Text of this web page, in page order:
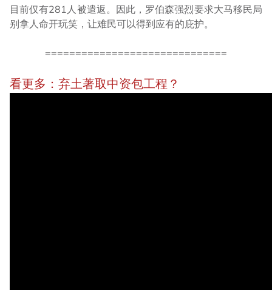
目前仅有281人被遣返。因此，罗伯森强烈要求大马移民局
别拿人命开玩笑，让难民可以得到应有的庇护。
==========​==========​==========​
看更多：弃土著取中资包工程？